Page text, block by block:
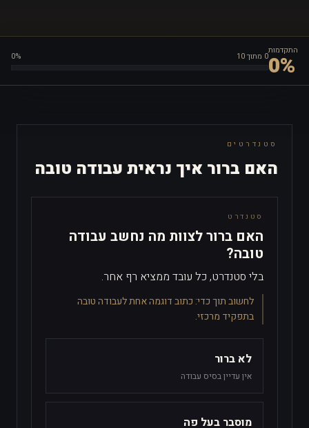
התקדמות
0%
0 מתוך10
0%
סטנדרטים
האם ברור איך נראית עבודה טובה
סטנדרט
האם ברור לצוות מה נחשב עבודה
טובה?
בלי סטנדרט, כל עובד ממציא רף אחר.
לחשוב תוך כדי: כתוב דוגמה אחת לעבודה טובה
בתפקיד מרכזי.
לא ברור
אין עדיין בסיס עבודה
מוסבר בעל פה